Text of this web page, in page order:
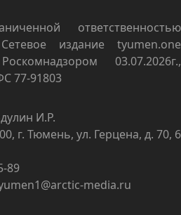
ответственностью
издание tyumen.one
03.07.2026г.,
77-91803
И.Р.
г. Тюмень, ул. Герцена, д. 70, 6
89
media.ru